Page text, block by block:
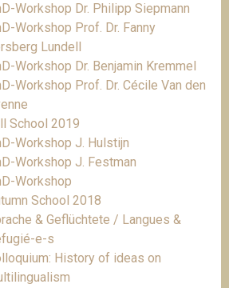
Workshop Dr. Philipp Siepmann
Workshop Prof. Dr. Fanny
Lundell
Workshop Dr. Benjamin Kremmel
Workshop Prof. Dr. Cécile Van den
School 2019
Workshop J. Hulstijn
Workshop J. Festman
Workshop
School 2018
& Geflüchtete / Langues &
e-s
History of ideas on